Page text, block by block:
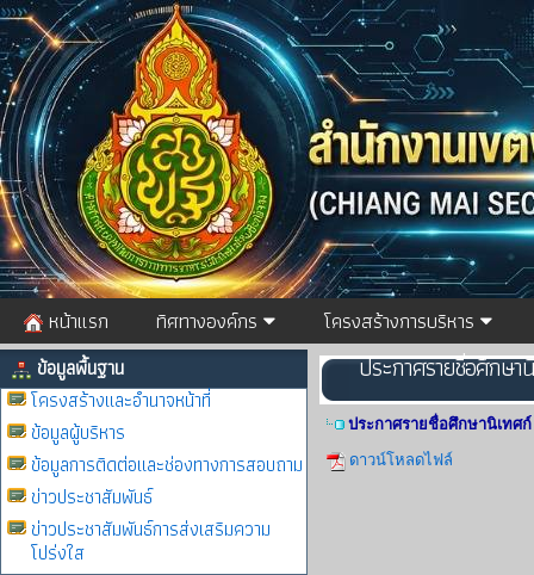
หน้าแรก ทิศทางองค์กร โครงสร้างการบริหาร
ข้อมูลพื้นฐาน
โครงสร้างและอำนาจหน้าที่
ข้อมูลผู้บริหาร
ข้อมูลการติดต่อและช่องทางการสอบถาม
ข่าวประชาสัมพันธ์
ข่าวประชาสัมพันธ์การส่งเสริมความ
โปร่งใส
ประกาศรายชื่อศึกษ
ประกาศรายชื่อศึกษานิเทศ
ดาวน์โหลดไฟล์